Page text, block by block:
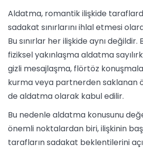
Aldatma, romantik ilişkide
sadakat sınırlarını ihlal etmesi
Bu sınırlar her ilişkide aynı değildir.
fiziksel yakınlaşma aldatma
gizli mesajlaşma, flörtöz
kurma veya partnerden saklanan
de aldatma olarak kabul edilir.
Bu nedenle aldatma konusunu
önemli noktalardan biri, ilişkinin
tarafların sadakat beklentilerini